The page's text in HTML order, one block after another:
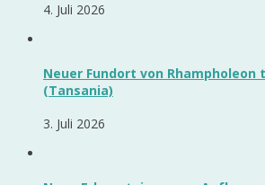
4. Juli 2026
Neuer Fundort von Rhampholeon
(Tansania)
3. Juli 2026